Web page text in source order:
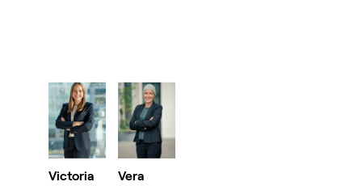
Victoria
Vera